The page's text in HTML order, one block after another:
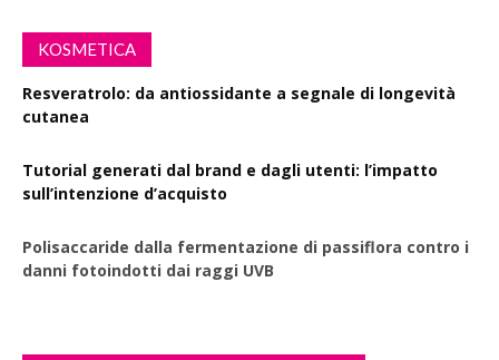
KOSMETICA
Resveratrolo: da antiossidante a segnale di longevità
cutanea
Tutorial generati dal brand e dagli utenti: l’impatto
sull’intenzione d’acquisto
Polisaccaride dalla fermentazione di passiflora contro i
danni fotoindotti dai raggi UVB